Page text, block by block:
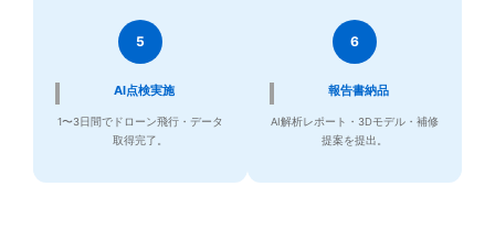
5
AI点検実施
1〜3日間でドローン飛行・データ
取得完了。
6
報告書納品
AI解析レポート・3Dモデル・補修
提案を提出。